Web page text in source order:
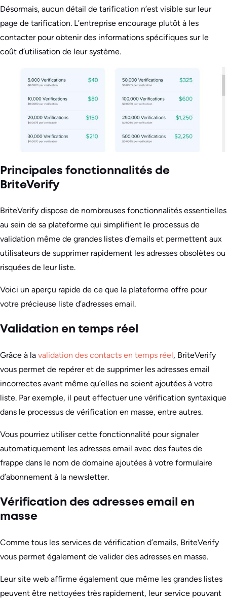
Désormais, aucun détail de tarification n’est visible sur leur
page de tarification. L’entreprise encourage plutôt à les
contacter pour obtenir des informations spécifiques sur le
coût d’utilisation de leur système.
Principales fonctionnalités de
BriteVerify
BriteVerify dispose de nombreuses fonctionnalités essentielles
au sein de sa plateforme qui simplifient le processus de
validation même de grandes listes d’emails et permettent aux
utilisateurs de supprimer rapidement les adresses obsolètes ou
risquées de leur liste.
Voici un aperçu rapide de ce que la plateforme offre pour
votre précieuse liste d’adresses email.
Validation en temps réel
Grâce à la validation des contacts en temps réel, BriteVerify
vous permet de repérer et de supprimer les adresses email
incorrectes avant même qu’elles ne soient ajoutées à votre
liste. Par exemple, il peut effectuer une vérification syntaxique
dans le processus de vérification en masse, entre autres.
Vous pourriez utiliser cette fonctionnalité pour signaler
automatiquement les adresses email avec des fautes de
frappe dans le nom de domaine ajoutées à votre formulaire
d’abonnement à la newsletter.
Vérification des adresses email en
masse
Comme tous les services de vérification d’emails, BriteVerify
vous permet également de valider des adresses en masse.
Leur site web affirme également que même les grandes listes
peuvent être nettoyées très rapidement, leur service pouvant